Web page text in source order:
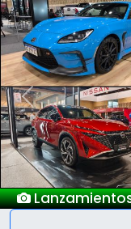
Previous